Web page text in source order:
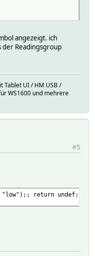
angezeigt. ich
der Readingsgroup
Tablet UI / HM USB /
WS1600 und mehrere
#5
"low");; return undef;; }